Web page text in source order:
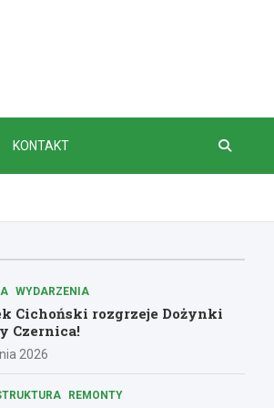
KONTAKT
WYDARZENIA
Cichoński rozgrzeje Dożynki
Czernica!
2026
REMONTY